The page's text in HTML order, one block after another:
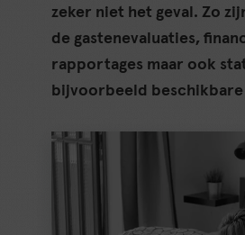
zeker niet het geval. Zo
de gastenevaluaties,
rapportages maar ook
bijvoorbeeld beschikbare